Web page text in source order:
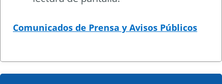
Comunicados de Prensa y Avisos Públicos